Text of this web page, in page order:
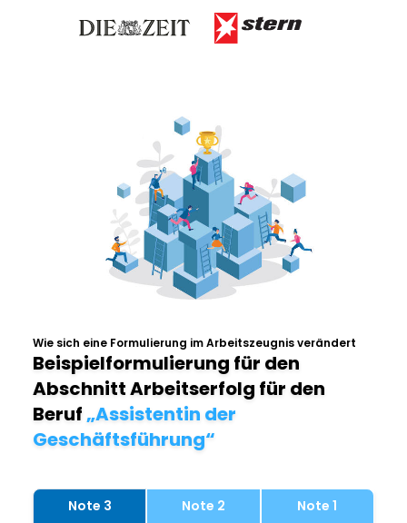
Wie sich eine Formulierung im Arbeitszeugnis verändert
Beispielformulierung für den
Abschnitt Arbeitserfolg für den
Beruf„Assistentin der
Geschäftsführung“
Note 3 Note 2 Note 1